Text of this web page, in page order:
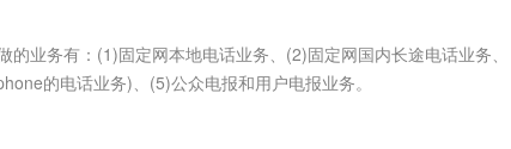
业务有：(1)固定网本地电话业务、(2)固定网国内长途电话业务、
的电话业务)、(5)公众电报和用户电报业务。